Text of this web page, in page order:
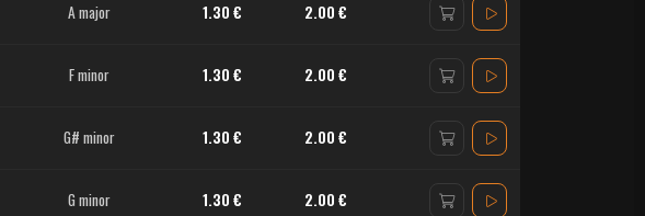
A major 1.30 € 2.00 €
F minor 1.30 € 2.00 €
G# minor 1.30 € 2.00 €
G minor 1.30 € 2.00 €